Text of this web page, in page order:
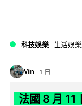
科技娛樂 生活娛樂
Vin 1 日
法國 8 月 11